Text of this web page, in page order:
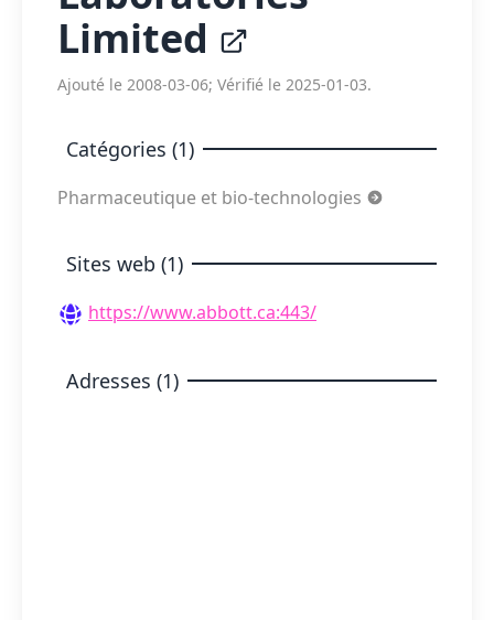
Limited
Ajouté le 2008-03-06; Vérifié le 2025-01-03.
Catégories (1)
Pharmaceutique et bio-technologies
Sites web (1)
https://www.abbott.ca:443/
Adresses (1)